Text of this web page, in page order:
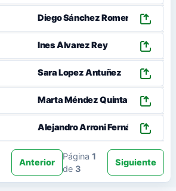
Diego Sánchez Romero
Ines Álvarez Rey
Sara Lopez Antuñez
Marta Méndez Quintana
Alejandro Arroni Fernández
Anterior
Página1
de 3
Siguiente